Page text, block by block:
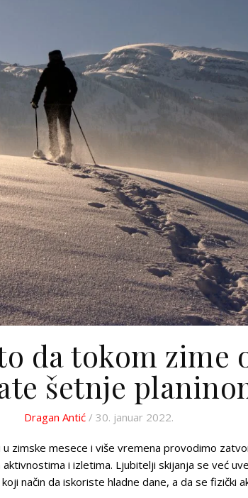
da tokom zime
šetnje
Dragan Antić/ 30. januar 2022.
zimske mesece i više vremena provodimo
i izletima. Ljubitelji skijanja se već
način da iskoriste hladne dane, a da se fizički